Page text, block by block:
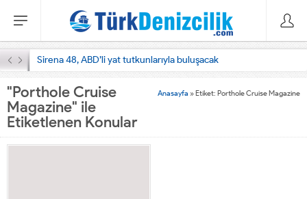
Sirena 48, ABD’li yat tutkunlarıyla buluşacak
Anasayfa »Etiket: Porthole Cruise Magazine
"Porthole Cruise
Magazine" ile
Etiketlenen Konular